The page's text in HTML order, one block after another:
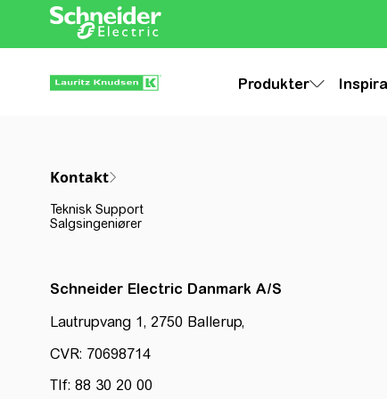
Produkter
Kontakt
Teknisk Support
Salgsingeniører
Schneider Electric Danmark A/S
Lautrupvang 1, 2750 Ballerup,
CVR: 70698714
Tlf: 88 30 20 00